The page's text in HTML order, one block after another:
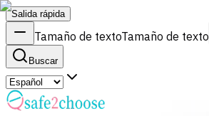
Salida rápida
Tamaño de textoTamaño de texto
Buscar